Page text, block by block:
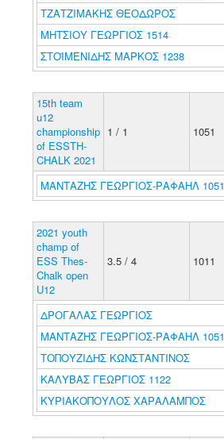
ΤΖΑΤΖΙΜΑΚΗΣ ΘΕΟΔΩΡΟΣ
ΜΗΤΣΙΟΥ ΓΕΩΡΓΙΟΣ 1514
ΣΤΟΪΜΕΝΙΔΗΣ ΜΑΡΚΟΣ 1238
15th team
u12
championship
of ESSTH-
CHALK 2021
1 / 1 1051
ΜΑΝΤΑΖΗΣ ΓΕΩΡΓΙΟΣ-ΡΑΦΑΗΛ 1051
2021 youth
champ of
ESS Thes-
Chalk open
U12
3.5 / 4 1011
ΔΡΟΓΑΛΑΣ ΓΕΩΡΓΙΟΣ
ΜΑΝΤΑΖΗΣ ΓΕΩΡΓΙΟΣ-ΡΑΦΑΗΛ 1051
ΤΟΠΟΥΖΙΔΗΣ ΚΩΝΣΤΑΝΤΙΝΟΣ
ΚΑΛΥΒΑΣ ΓΕΩΡΓΙΟΣ 1122
ΚΥΡΙΑΚΟΠΟΥΛΟΣ ΧΑΡΑΛΑΜΠΟΣ